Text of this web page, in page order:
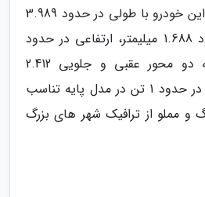
ساینا به کار رفته است. این خودرو با طولی در حدود 3.989
میلیمتر، پهنایی در حدود 1.688 میلیمتر، ارتفاعی در حدود
1.524 میلیمتر و فاصله دو محور عقبی و جلویی 2.412
میلیمتر، با وزن خالصی در حدود 1 تن در مدل پایه تناسب
و مملو از ترافیک شهر های بزرگ